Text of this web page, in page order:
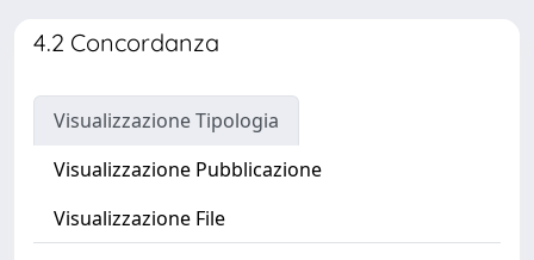
4.2 Concordanza
Visualizzazione Tipologia
Visualizzazione Pubblicazione
Visualizzazione File